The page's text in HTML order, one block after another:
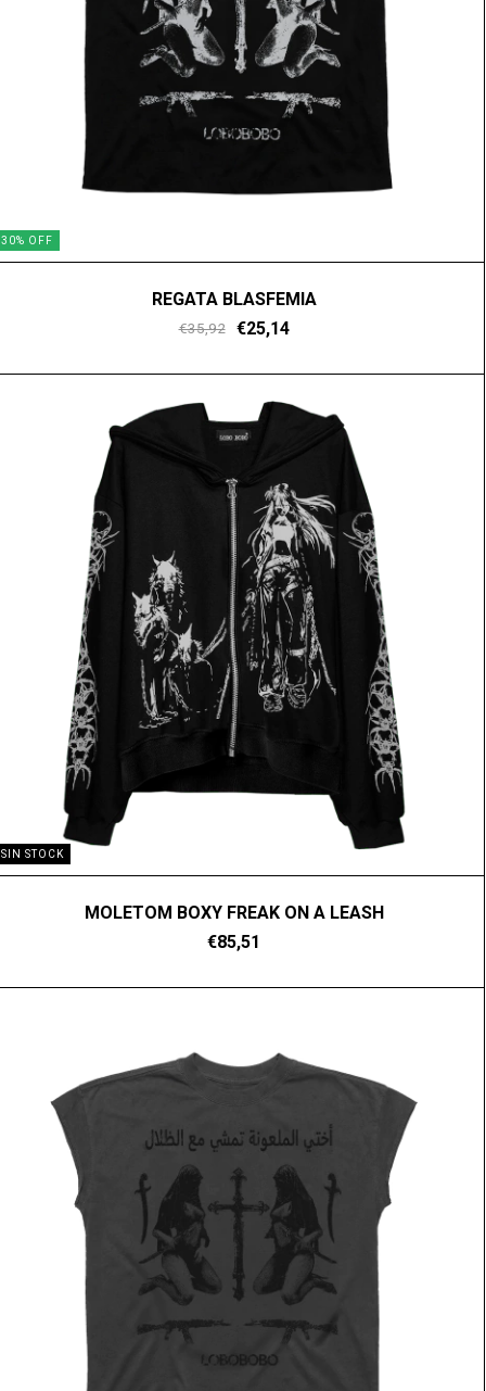
30% OFF
REGATA BLASFEMIA
€35,92 €25,14
SIN STOCK
MOLETOM BOXY FREAK ON A LEASH
€85,51